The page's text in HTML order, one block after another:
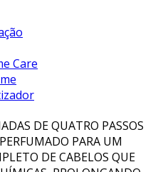
Care
DE QUATRO PASSOS
PARA UM
DE CABELOS QUE